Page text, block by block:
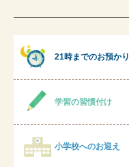
21時までのお預かり
学習の習慣付け
小学校へのお迎え